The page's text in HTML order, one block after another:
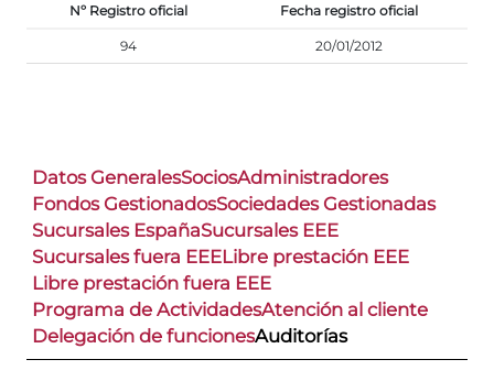
Nº Registro oficial Fecha registro oficial
94 20/01/2012
Datos GeneralesSociosAdministradores
Fondos GestionadosSociedades Gestionadas
Sucursales EspañaSucursales EEE
Sucursales fuera EEELibre prestación EEE
Libre prestación fuera EEE
Programa de ActividadesAtención al cliente
Delegación de funcionesAuditorías